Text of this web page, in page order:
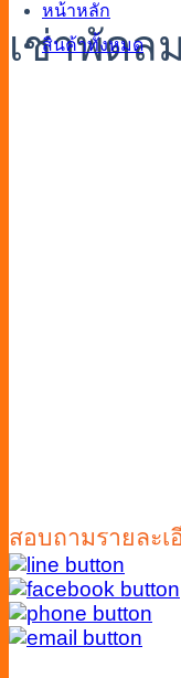
หน้าหลัก
สินค้าทั้งหมด
เช่าพัดล
สอบถามรายละเ